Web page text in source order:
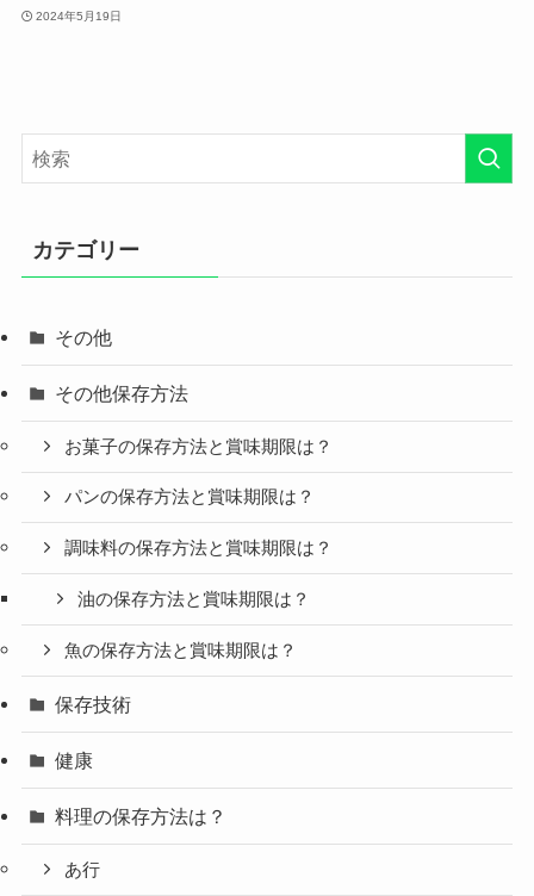
2024年5月19日
カテゴリー
その他
その他保存方法
お菓子の保存方法と賞味期限は？
パンの保存方法と賞味期限は？
調味料の保存方法と賞味期限は？
油の保存方法と賞味期限は？
魚の保存方法と賞味期限は？
保存技術
健康
料理の保存方法は？
あ行